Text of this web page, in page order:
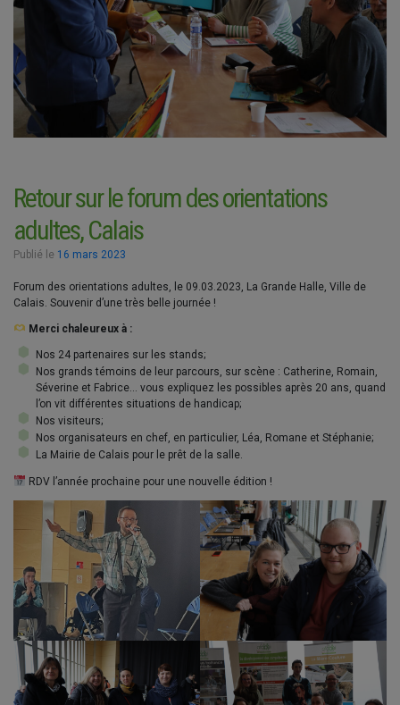
Retour sur le forum des orientations
adultes, Calais
Publié le 16 mars 2023
Forum des orientations adultes, le 09.03.2023, La Grande Halle, Ville de
Calais. Souvenir d’une très belle journée !
Merci chaleureux à :
Nos 24 partenaires sur les stands;
Nos grands témoins de leur parcours, sur scène : Catherine, Romain,
Séverine et Fabrice… vous expliquez les possibles après 20 ans, quand
l’on vit différentes situations de handicap;
Nos visiteurs;
Nos organisateurs en chef, en particulier, Léa, Romane et Stéphanie;
La Mairie de Calais pour le prêt de la salle.
RDV l’année prochaine pour une nouvelle édition !